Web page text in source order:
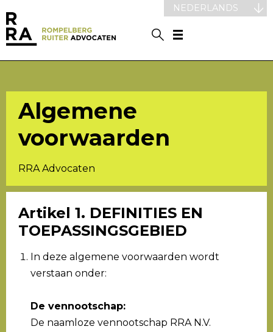
NEDERLANDS
Algemene
voorwaarden
RRA Advocaten
Artikel 1. DEFINITIES EN
TOEPASSINGSGEBIED
In deze algemene voorwaarden wordt
verstaan onder:
De vennootschap:
De naamloze vennootschap RRA N.V.